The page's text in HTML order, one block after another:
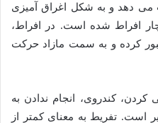
می دهد و به شکل اغراق آمیزی
افراط شده است. در افراط،
کرده و به سمت مازاد حرکت
کردن، کندروی، انجام ندادن به
است. تفریط به معنای کمتر از